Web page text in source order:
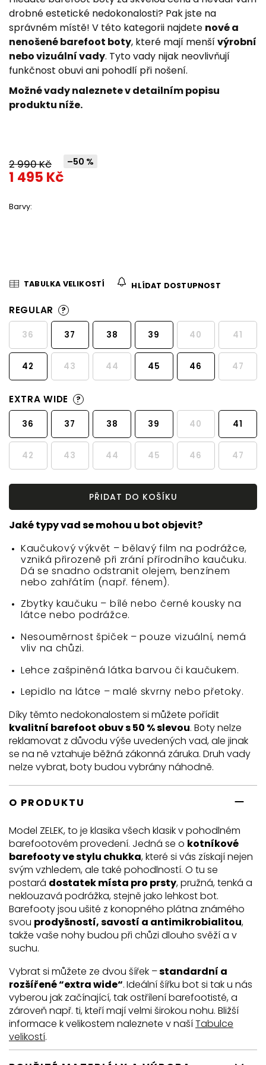
z
5
hvězdiček.
Barvy:
2 990 Kč –50 %
1 495 Kč
TABULKA VELIKOSTÍ HLÍDAT DOSTUPNOST
REGULAR ?
36 37 38 39 40 41
42 43 44 45 46 47
EXTRA WIDE ?
36 37 38 39 40 41
42 43 44 45 46 47
PŘIDAT DO KOŠÍKU
drobné estetické nedokonalosti? Pak jste na
správném místě! V této kategorii najdete nové a
nenošené barefoot boty, které mají menšívýrobní
nebo vizuální vady. Tyto vady nijak neovlivňují
funkčnost obuvi ani pohodlí při nošení.
Možné vady naleznete v detailním popisu
produktu níže.
Jaké typy vad se mohou u bot objevit?
Kaučukový výkvět – bělavý film na podrážce,
vzniká přirozeně při zrání přírodního kaučuku.
Dá se snadno odstranit olejem, benzínem
nebo zahřátím (např. fénem).
Zbytky kaučuku – bílé nebo černé kousky na
látce nebo podrážce.
Nesouměrnost špiček – pouze vizuální, nemá
vliv na chůzi.
Lehce zašpiněná látka barvou či kaučukem.
Lepidlo na látce – malé skvrny nebo přetoky.
Díky těmto nedokonalostem si můžete pořídit
kvalitní barefoot obuv s 50 % slevou. Boty nelze
reklamovat z důvodu výše uvedených vad, ale jinak
se na ně vztahuje běžná zákonná záruka. Druh vady
nelze vybrat, boty budou vybrány náhodně.
O PRODUKTU
Model ZELEK, to je klasika všech klasik v pohodlném
barefootovém provedení. Jedná se o kotníkové
barefooty ve stylu chukka, které si vás získají nejen
svým vzhledem, ale také pohodlností. O tu se
postará dostatek místa pro prsty, pružná, tenká a
neklouzavá podrážka, stejně jako lehkost bot.
Barefooty jsou ušité z konopného plátna známého
svou prodyšností, savostí a antimikrobialitou,
takže vaše nohy budou při chůzi dlouho svěží a v
suchu.
Vybrat si můžete ze dvou šířek –standardní a
rozšířené “extra wide“.Ideální šířku bot si tak u nás
vyberou jak začínající, tak ostřílení barefootisté, a
zároveň např. ti, kteří mají velmi širokou nohu. Bližší
informace k velikostem naleznete v našíTabulce
velikostí.